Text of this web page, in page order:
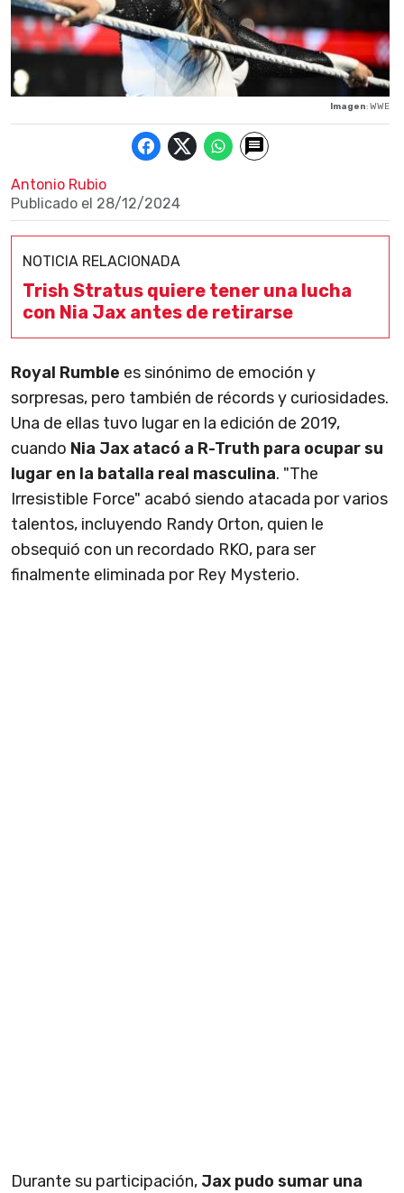
Imagen: WWE
Antonio Rubio
Publicado el 28/12/2024
NOTICIA RELACIONADA
Trish Stratus quiere tener una lucha
con Nia Jax antes de retirarse
Royal Rumble es sinónimo de emoción y
sorpresas, pero también de récords y curiosidades.
Una de ellas tuvo lugar en la edición de 2019,
cuando Nia Jax atacó a R-Truth para ocupar su
lugar en la batalla real masculina. "The
Irresistible Force" acabó siendo atacada por varios
talentos, incluyendo Randy Orton, quien le
obsequió con un recordado RKO, para ser
finalmente eliminada por Rey Mysterio.
Durante su participación, Jax pudo sumar una